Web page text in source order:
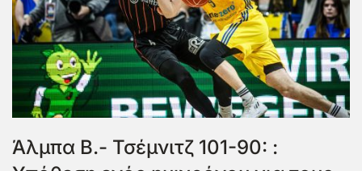
Άλμπα Β.- Τσέμνιτζ 101-90: :